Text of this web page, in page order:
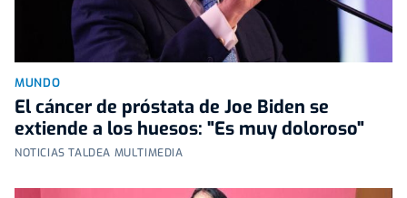
MUNDO
El cáncer de próstata de Joe Biden se
extiende a los huesos: "Es muy doloroso"
NOTICIAS TALDEA MULTIMEDIA